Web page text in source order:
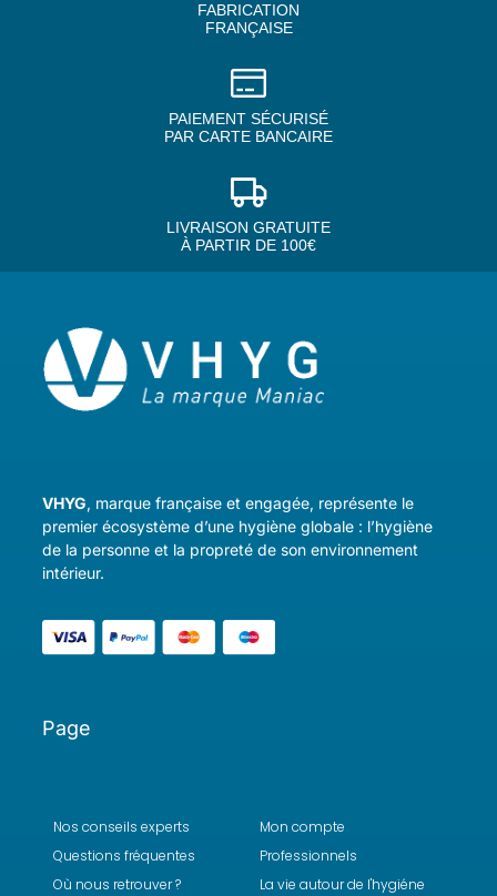
FABRICATION
FRANÇAISE
PAIEMENT SÉCURISÉ
PAR CARTE BANCAIRE
LIVRAISON GRATUITE
À PARTIR DE 100€
VHYG, marque française et engagée, représente le
premier écosystème d’une hygiène globale : l’hygiène
de la personne et la propreté de son environnement
intérieur.
Page
Nos conseils experts
Questions fréquentes
Où nous retrouver ?
Mon compte
Professionnels
La vie autour de l'hygiéne